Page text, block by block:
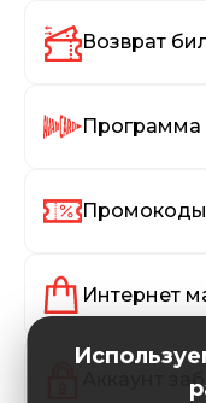
Возврат
Программа
Промокоды
Интернет
Аккаунт